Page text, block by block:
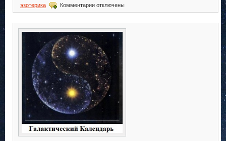
эзотерика
Комментариик
записи
Календарь.
Волна
Звезды
отключены